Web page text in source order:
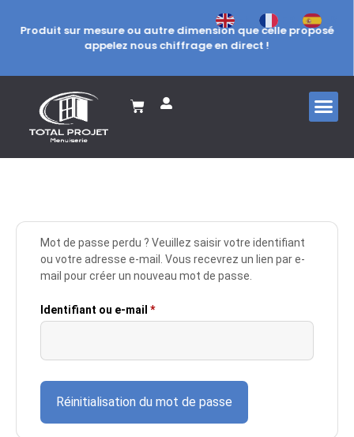
Produit sur mesure ou autre dimension que celle proposé
appelez nous chiffrage en direct !
Mot de passe perdu ? Veuillez saisir votre identifiant
ou votre adresse e-mail. Vous recevrez un lien par e-
mail pour créer un nouveau mot de passe.
Identifiant ou e-mail *
Réinitialisation du mot de passe